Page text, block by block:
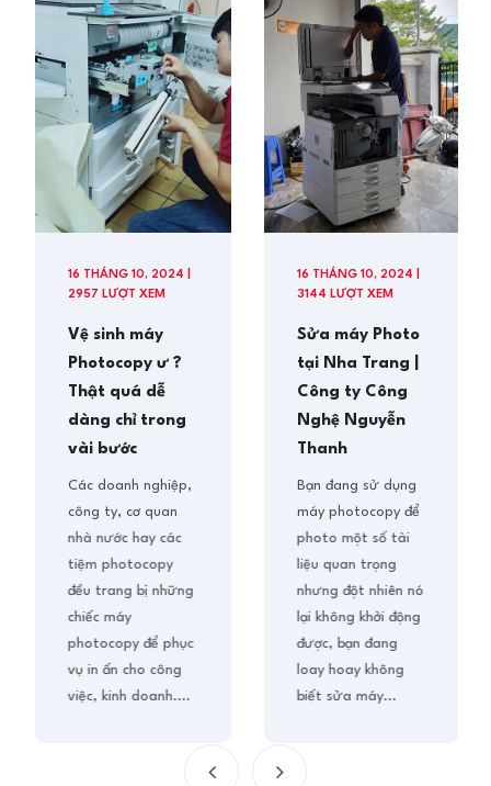
16 THÁNG 10, 2024 |
2957 LƯỢT XEM
Vệ sinh máy
Photocopy ư ?
Thật quá dễ
dàng chỉ trong
vài bước
Các doanh nghiệp,
công ty, cơ quan
nhà nước hay các
tiệm photocopy
đều trang bị những
chiếc máy
photocopy để phục
vụ in ấn cho công
việc, kinh doanh....
16 THÁNG 10, 2024 |
3144 LƯỢT XEM
Sửa máy Photo
tại Nha Trang |
Công ty Công
Nghệ Nguyễn
Thanh
Bạn đang sử dụng
máy photocopy để
photo một số tài
liệu quan trọng
nhưng đột nhiên nó
lại không khởi động
được, bạn đang
loay hoay không
biết sửa máy...